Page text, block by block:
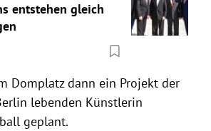
entstehen gleich
Domplatz dann ein Projekt der
lebenden Künstlerin
geplant.